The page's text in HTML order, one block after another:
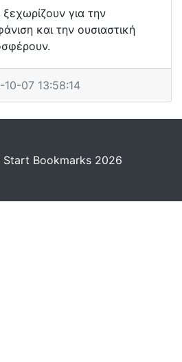
για την
και την ουσιαστική
07 13:58:14
Bookmarks 2026